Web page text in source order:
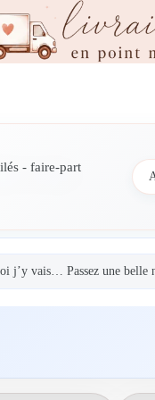
j’y vais… Passez une belle